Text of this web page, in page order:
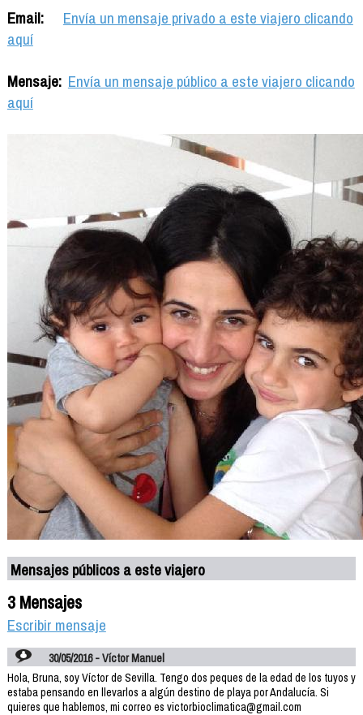
Email:
Envía un mensaje privado a este viajero clicando
aquí
Mensaje: Envía un mensaje público a este viajero clicando
aquí
Mensajes públicos a este viajero
3 Mensajes
Escribir mensaje
30/05/2016 - Víctor Manuel
Hola, Bruna, soy Víctor de Sevilla. Tengo dos peques de la edad de los tuyos y
estaba pensando en llevarlos a algún destino de playa por Andalucía. Si
quieres que hablemos, mi correo es victorbioclimatica@gmail.com